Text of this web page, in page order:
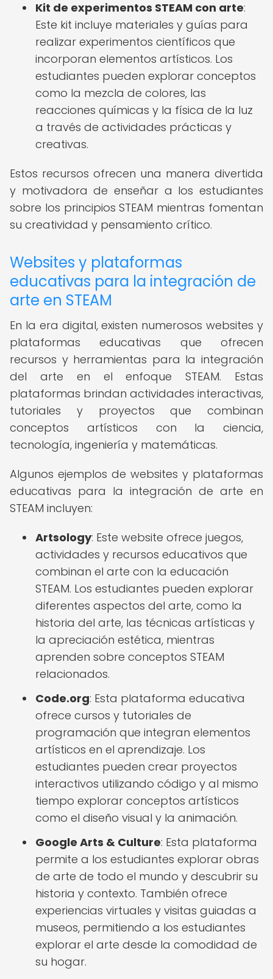
Kit de experimentos STEAM con arte:
Este kit incluye materiales y guías para
realizar experimentos científicos que
incorporan elementos artísticos. Los
estudiantes pueden explorar conceptos
como la mezcla de colores, las
reacciones químicas y la física de la luz
a través de actividades prácticas y
creativas.
Estos recursos ofrecen una manera divertida
y motivadora de enseñar a los estudiantes
sobre los principios STEAM mientras fomentan
su creatividad y pensamiento crítico.
Websites y plataformas
educativas para la integración de
arte en STEAM
En la era digital, existen numerosos websites y
plataformas educativas que ofrecen
recursos y herramientas para la integración
del arte en el enfoque STEAM. Estas
plataformas brindan actividades interactivas,
tutoriales y proyectos que combinan
conceptos artísticos con la ciencia,
tecnología, ingeniería y matemáticas.
Algunos ejemplos de websites y plataformas
educativas para la integración de arte en
STEAM incluyen:
Artsology: Este website ofrece juegos,
actividades y recursos educativos que
combinan el arte con la educación
STEAM. Los estudiantes pueden explorar
diferentes aspectos del arte, como la
historia del arte, las técnicas artísticas y
la apreciación estética, mientras
aprenden sobre conceptos STEAM
relacionados.
Code.org: Esta plataforma educativa
ofrece cursos y tutoriales de
programación que integran elementos
artísticos en el aprendizaje. Los
estudiantes pueden crear proyectos
interactivos utilizando código y al mismo
tiempo explorar conceptos artísticos
como el diseño visual y la animación.
Google Arts & Culture: Esta plataforma
permite a los estudiantes explorar obras
de arte de todo el mundo y descubrir su
historia y contexto. También ofrece
experiencias virtuales y visitas guiadas a
museos, permitiendo a los estudiantes
explorar el arte desde la comodidad de
su hogar.